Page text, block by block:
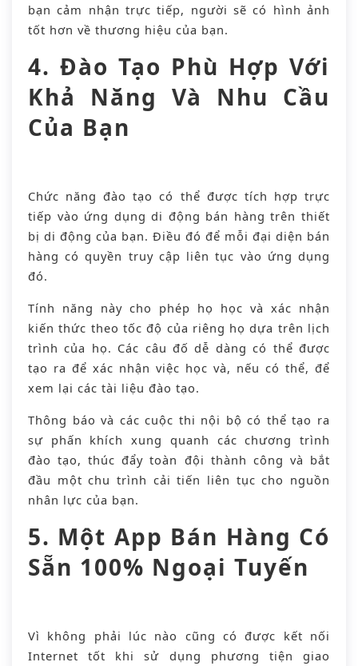
bạn cảm nhận trực tiếp, người sẽ có hình ảnh
tốt hơn về thương hiệu của bạn.
4. Đào Tạo Phù Hợp Với
Khả Năng Và Nhu Cầu
Của Bạn
Chức năng đào tạo có thể được tích hợp trực
tiếp vào ứng dụng di động bán hàng trên thiết
bị di động của bạn. Điều đó để mỗi đại diện bán
hàng có quyền truy cập liên tục vào ứng dụng
đó.
Tính năng này cho phép họ học và xác nhận
kiến ​​thức theo tốc độ của riêng họ dựa trên lịch
trình của họ. Các câu đố dễ dàng có thể được
tạo ra để xác nhận việc học và, nếu có thể, để
xem lại các tài liệu đào tạo.
Thông báo và các cuộc thi nội bộ có thể tạo ra
sự phấn khích xung quanh các chương trình
đào tạo, thúc đẩy toàn đội thành công và bắt
đầu một chu trình cải tiến liên tục cho nguồn
nhân lực của bạn.
5. Một App Bán Hàng Có
Sẵn 100% Ngoại Tuyến
Vì không phải lúc nào cũng có được kết nối
Internet tốt khi sử dụng phương tiện giao